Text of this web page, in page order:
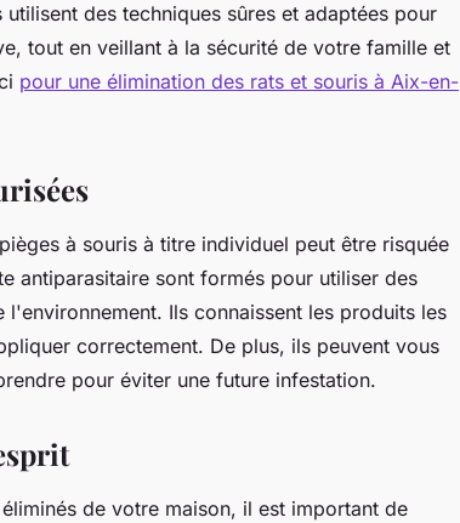
des techniques sûres et adaptées pour
tout en veillant à la sécurité de votre famille et
pour une élimination des rats et souris à Aix-en-
à souris à titre individuel peut être risquée
antiparasitaire sont formés pour utiliser des
l'environnement. Ils connaissent les produits les
correctement. De plus, ils peuvent vous
pour éviter une future infestation.
de votre maison, il est important de